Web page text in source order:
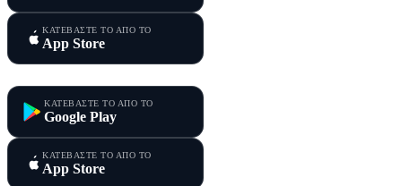
ΚΑΤΕΒΑΣΤΕ ΤΟ ΑΠΟ ΤΟ
App Store
ΚΑΤΕΒΑΣΤΕ ΤΟ ΑΠΟ ΤΟ
Google Play
ΚΑΤΕΒΑΣΤΕ ΤΟ ΑΠΟ ΤΟ
App Store